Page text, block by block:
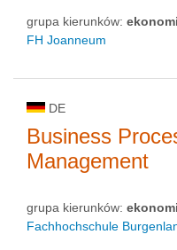
grupa kierunków:
FH Joanneum
DE
Business
Management
grupa kierunków:
Fachhochschule